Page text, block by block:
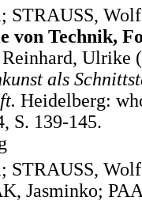
von Technik,
Ulrike
als
Heidelberg:
S. 139-145.
Jasminko;